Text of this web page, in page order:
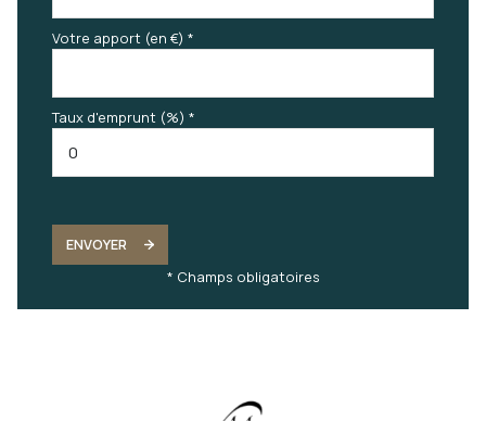
Votre apport (en €) *
Taux d'emprunt (%) *
ENVOYER
* Champs obligatoires